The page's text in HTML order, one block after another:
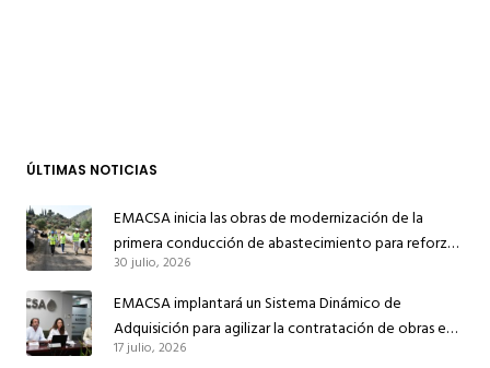
ÚLTIMAS NOTICIAS
EMACSA inicia las obras de modernización de la
primera conducción de abastecimiento para reforzar
el suministro de agua de Córdoba
30 julio, 2026
EMACSA implantará un Sistema Dinámico de
Adquisición para agilizar la contratación de obras en
sus redes e instalaciones
17 julio, 2026